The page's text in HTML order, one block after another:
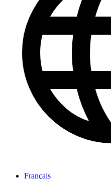
Français